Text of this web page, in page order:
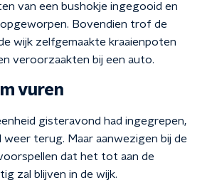
van een bushokje ingegooid en
Bovendien trof de
wijk zelfgemaakte kraaienpoten
veroorzaakten bij een auto.
vuren
gisteravond had ingegrepen,
weer terug. Maar aanwezigen bij de
dat het tot aan de
zal blijven in de wijk.